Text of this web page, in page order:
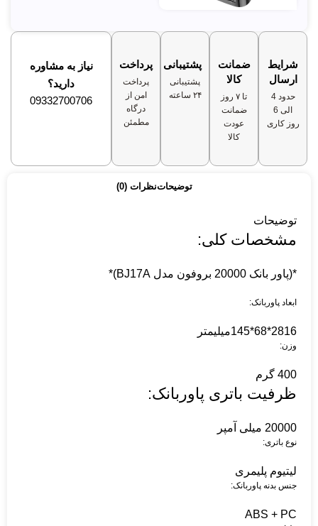
شرایط
ارسال
حدود 4
الی 6
روز کاری
ضمانت
کالا
تا ۷ روز
ضمانت
عودت
کالا
پشتیبانی
پشتیبانی
۲۴ ساعته
پرداخت
پرداخت
امن از
درگاه
مطمئن
نیاز به مشاوره
دارید؟
09332700706
توضیحاتنظرات (0)
توضیحات
مشخصات کلی:
*(پاور بانک 20000 بروفون مدل BJ17A)*
ابعاد پاوربانک:
2816*68*145میلیمتر
وزن:
400 گرم
ظرفیت باتری پاوربانک:
20000 میلی آمپر
نوع باتری:
لیتیوم پلیمری
جنس بدنه پاوربانک:
ABS + PC